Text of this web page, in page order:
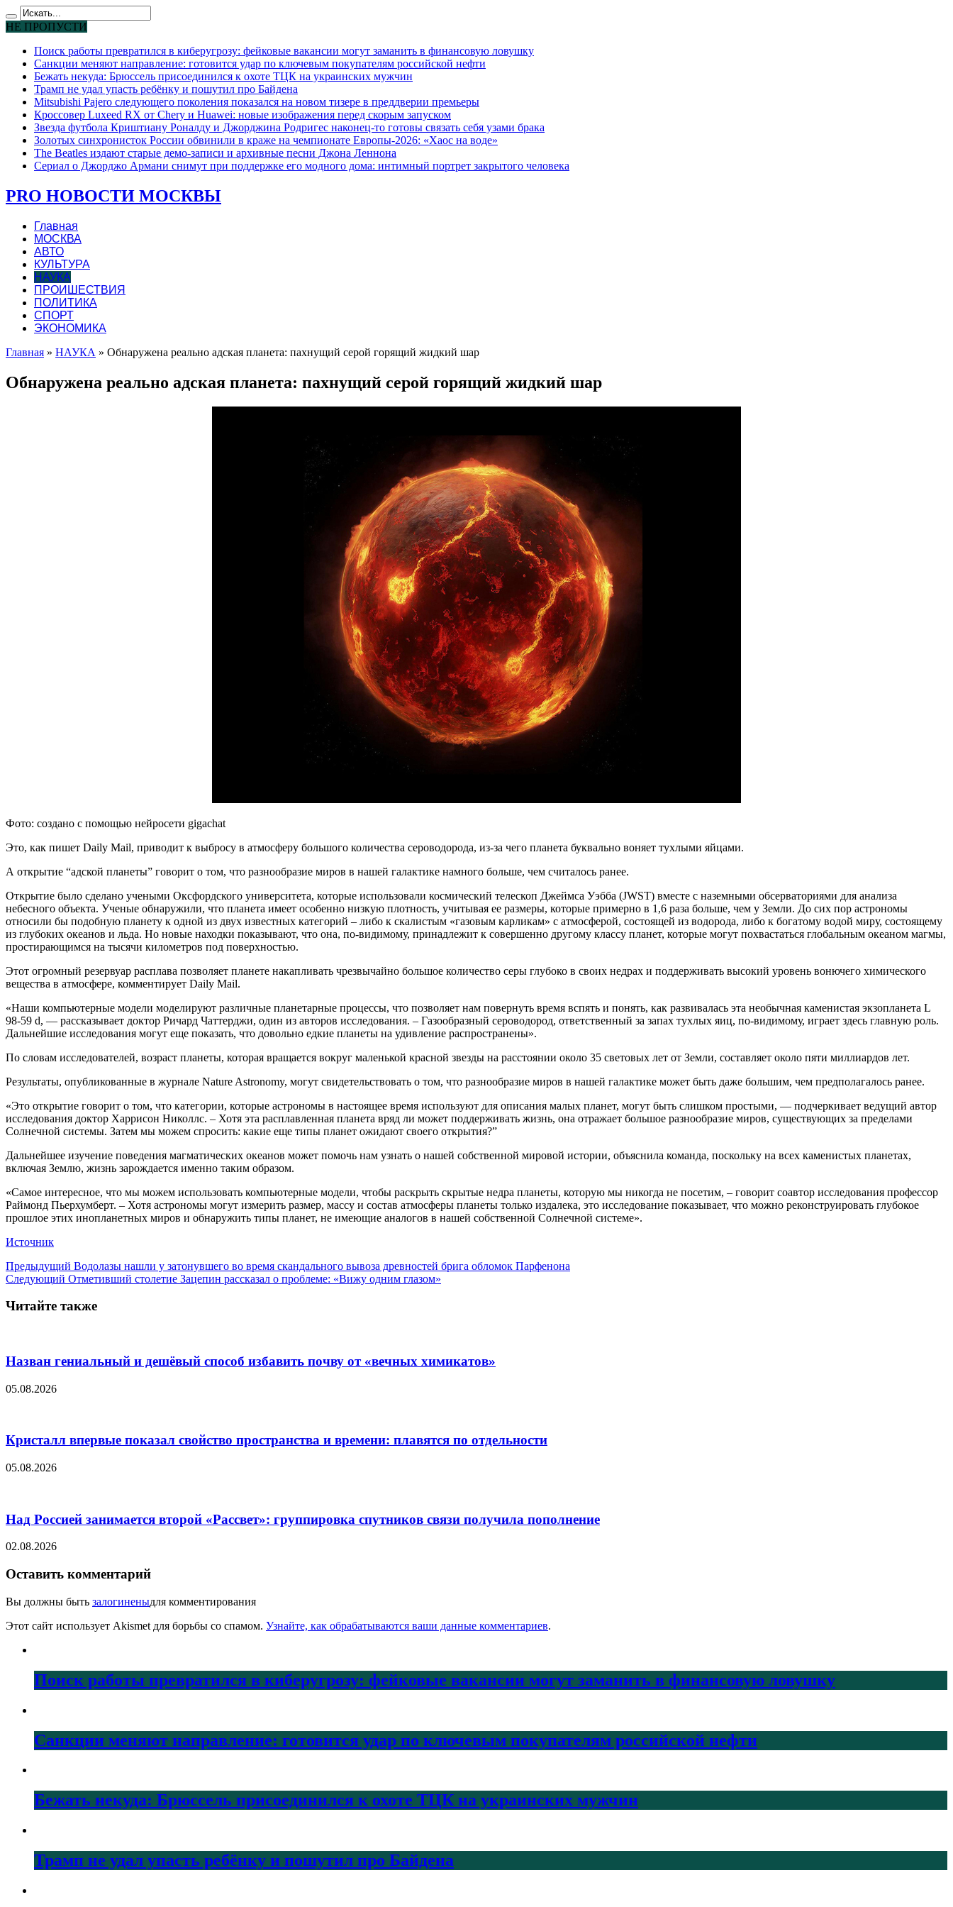
НЕ ПРОПУСТИ
Поиск работы превратился в киберугрозу: фейковые вакансии могут заманить в финансовую ловушку
Санкции меняют направление: готовится удар по ключевым покупателям российской нефти
Бежать некуда: Брюссель присоединился к охоте ТЦК на украинских мужчин
Трамп не удал упасть ребёнку и пошутил про Байдена
Mitsubishi Pajero следующего поколения показался на новом тизере в преддверии премьеры
Кроссовер Luxeed RX от Chery и Huawei: новые изображения перед скорым запуском
Звезда футбола Криштиану Роналду и Джорджина Родригес наконец-то готовы связать себя узами брака
Золотых синхронисток России обвинили в краже на чемпионате Европы-2026: «Хаос на воде»
The Beatles издают старые демо-записи и архивные песни Джона Леннона
Сериал о Джорджо Армани снимут при поддержке его модного дома: интимный портрет закрытого человека
PRO НОВОСТИ МОСКВЫ
Главная
МОСКВА
АВТО
КУЛЬТУРА
НАУКА
ПРОИШЕСТВИЯ
ПОЛИТИКА
СПОРТ
ЭКОНОМИКА
Главная » НАУКА » Обнаружена реально адская планета: пахнущий серой горящий жидкий шар
Обнаружена реально адская планета: пахнущий серой горящий жидкий шар
Фото: создано с помощью нейросети gigachat
Это, как пишет Daily Mail, приводит к выбросу в атмосферу большого количества сероводорода, из-за чего планета буквально воняет тухлыми яйцами.
А открытие “адской планеты” говорит о том, что разнообразие миров в нашей галактике намного больше, чем считалось ранее.
Открытие было сделано учеными Оксфордского университета, которые использовали космический телескоп Джеймса Уэбба (JWST) вместе с наземными обсерваториями для анализа
небесного объекта. Ученые обнаружили, что планета имеет особенно низкую плотность, учитывая ее размеры, которые примерно в 1,6 раза больше, чем у Земли. До сих пор астрономы
относили бы подобную планету к одной из двух известных категорий – либо к скалистым «газовым карликам» с атмосферой, состоящей из водорода, либо к богатому водой миру, состоящему
из глубоких океанов и льда. Но новые находки показывают, что она, по-видимому, принадлежит к совершенно другому классу планет, которые могут похвастаться глобальным океаном магмы,
простирающимся на тысячи километров под поверхностью.
Этот огромный резервуар расплава позволяет планете накапливать чрезвычайно большое количество серы глубоко в своих недрах и поддерживать высокий уровень вонючего химического
вещества в атмосфере, комментирует Daily Mail.
«Наши компьютерные модели моделируют различные планетарные процессы, что позволяет нам повернуть время вспять и понять, как развивалась эта необычная каменистая экзопланета L
98-59 d, — рассказывает доктор Ричард Чаттерджи, один из авторов исследования. – Газообразный сероводород, ответственный за запах тухлых яиц, по-видимому, играет здесь главную роль.
Дальнейшие исследования могут еще показать, что довольно едкие планеты на удивление распространены».
По словам исследователей, возраст планеты, которая вращается вокруг маленькой красной звезды на расстоянии около 35 световых лет от Земли, составляет около пяти миллиардов лет.
Результаты, опубликованные в журнале Nature Astronomy, могут свидетельствовать о том, что разнообразие миров в нашей галактике может быть даже большим, чем предполагалось ранее.
«Это открытие говорит о том, что категории, которые астрономы в настоящее время используют для описания малых планет, могут быть слишком простыми, — подчеркивает ведущий автор
исследования доктор Харрисон Николлс. – Хотя эта расплавленная планета вряд ли может поддерживать жизнь, она отражает большое разнообразие миров, существующих за пределами
Солнечной системы. Затем мы можем спросить: какие еще типы планет ожидают своего открытия?”
Дальнейшее изучение поведения магматических океанов может помочь нам узнать о нашей собственной мировой истории, объяснила команда, поскольку на всех каменистых планетах,
включая Землю, жизнь зарождается именно таким образом.
«Самое интересное, что мы можем использовать компьютерные модели, чтобы раскрыть скрытые недра планеты, которую мы никогда не посетим, – говорит соавтор исследования профессор
Раймонд Пьерхумберт. – Хотя астрономы могут измерить размер, массу и состав атмосферы планеты только издалека, это исследование показывает, что можно реконструировать глубокое
прошлое этих инопланетных миров и обнаружить типы планет, не имеющие аналогов в нашей собственной Солнечной системе».
Источник
Предыдущий Водолазы нашли у затонувшего во время скандального вывоза древностей брига обломок Парфенона
Следующий Отметивший столетие Зацепин рассказал о проблеме: «Вижу одним глазом»
Читайте также
Назван гениальный и дешёвый способ избавить почву от «вечных химикатов»
05.08.2026
Кристалл впервые показал свойство пространства и времени: плавятся по отдельности
05.08.2026
Над Россией занимается второй «Рассвет»: группировка спутников связи получила пополнение
02.08.2026
Оставить комментарий
Вы должны быть залогиненыдля комментирования
Этот сайт использует Akismet для борьбы со спамом. Узнайте, как обрабатываются ваши данные комментариев.
Поиск работы превратился в киберугрозу: фейковые вакансии могут заманить в финансовую ловушку
Санкции меняют направление: готовится удар по ключевым покупателям российской нефти
Бежать некуда: Брюссель присоединился к охоте ТЦК на украинских мужчин
Трамп не удал упасть ребёнку и пошутил про Байдена